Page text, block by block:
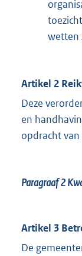
wetten
Artikel 2
Deze
en
opdracht
Paragraaf 2
Artikel 3
De